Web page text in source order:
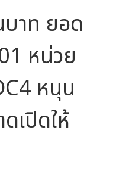
าท ยอด
หน่วย
หนุน
เปิดให้